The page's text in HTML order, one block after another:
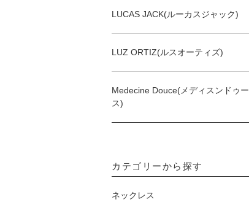
LUCAS JACK(ルーカスジャック)
LUZ ORTIZ(ルスオーティズ)
Medecine Douce(メディスンドゥー
ス)
カテゴリーから探す
ネックレス